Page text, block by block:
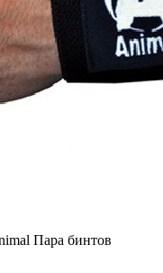
Пара бинтов